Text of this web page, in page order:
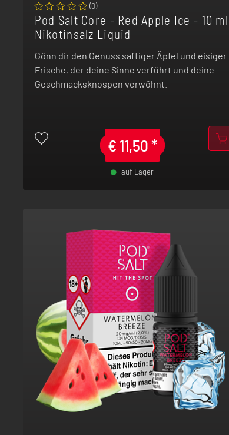
€11,50*
auf Lager
(0)
Pod Salt Core - Red Apple Ice - 10 ml
Nikotinsalz Liquid
Gönn dir den Genuss saftiger Äpfel und eisiger
Frische, der deine Sinne verführt und deine
Geschmacksknospen verwöhnt.